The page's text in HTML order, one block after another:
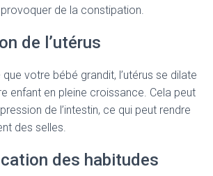
de la constipation.
de l’utérus
votre bébé grandit, l’utérus se dilate
enfant en pleine croissance. Cela peut
de l’intestin, ce qui peut rendre
des selles.
des habitudes